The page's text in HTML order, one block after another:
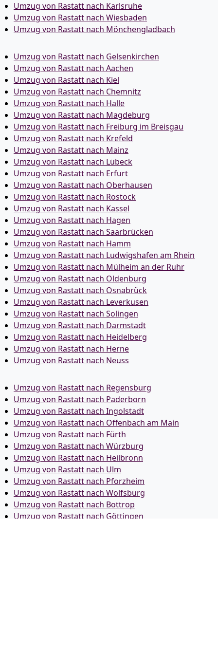
Umzug von Rastatt nach Karlsruhe
Umzug von Rastatt nach Wiesbaden
Umzug von Rastatt nach Mönchen­gladbach
Umzug von Rastatt nach Gelsenkirchen
Umzug von Rastatt nach Aachen
Umzug von Rastatt nach Kiel
Umzug von Rastatt nach Chemnitz
Umzug von Rastatt nach Halle
Umzug von Rastatt nach Magdeburg
Umzug von Rastatt nach Freiburg im Breisgau
Umzug von Rastatt nach Krefeld
Umzug von Rastatt nach Mainz
Umzug von Rastatt nach Lübeck
Umzug von Rastatt nach Erfurt
Umzug von Rastatt nach Oberhausen
Umzug von Rastatt nach Rostock
Umzug von Rastatt nach Kassel
Umzug von Rastatt nach Hagen
Umzug von Rastatt nach Saarbrücken
Umzug von Rastatt nach Hamm
Umzug von Rastatt nach Ludwigshafen am Rhein
Umzug von Rastatt nach Mülheim an der Ruhr
Umzug von Rastatt nach Oldenburg
Umzug von Rastatt nach Osnabrück
Umzug von Rastatt nach Leverkusen
Umzug von Rastatt nach Solingen
Umzug von Rastatt nach Darmstadt
Umzug von Rastatt nach Heidelberg
Umzug von Rastatt nach Herne
Umzug von Rastatt nach Neuss
Umzug von Rastatt nach Regensburg
Umzug von Rastatt nach Paderborn
Umzug von Rastatt nach Ingolstadt
Umzug von Rastatt nach Offenbach am Main
Umzug von Rastatt nach Fürth
Umzug von Rastatt nach Würzburg
Umzug von Rastatt nach Heilbronn
Umzug von Rastatt nach Ulm
Umzug von Rastatt nach Pforzheim
Umzug von Rastatt nach Wolfsburg
Umzug von Rastatt nach Bottrop
Umzug von Rastatt nach Göttingen